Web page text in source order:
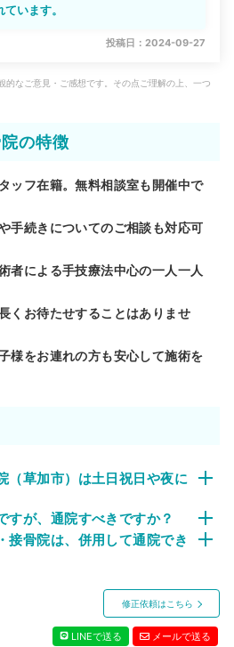
います。
投稿日：2024-09-27
的なご意見・ご感想です。その点ご理解の上、一つ
の特徴
ッフ在籍。無料相談室も開催中で
手続きについてのご相談も対応可
者による手技療法中心の一人一人
くお待たせすることはありませ
様をお連れの方も安心して施術を
（草加市）は土日祝日や夜に
すが、通院すべきですか？
接骨院は、併用して通院でき
修正依頼はこちら
LINEで送る メールで送る